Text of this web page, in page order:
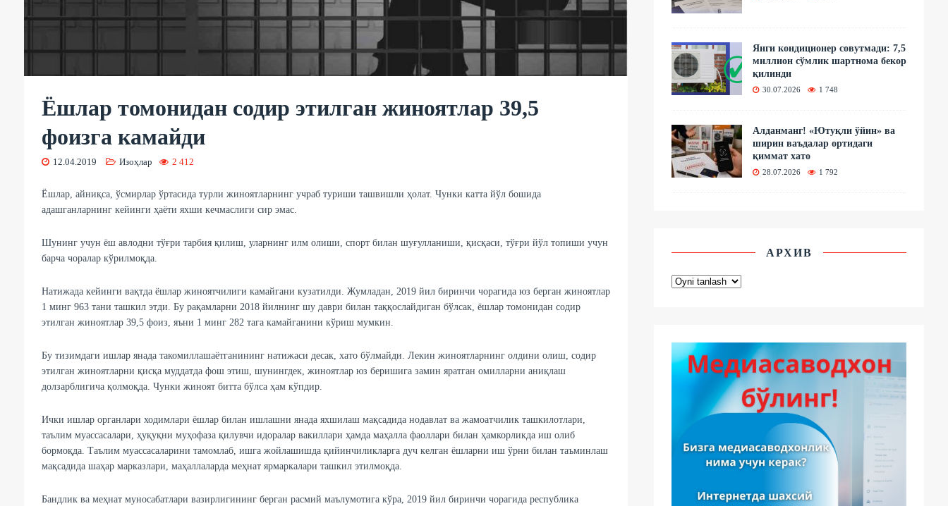
Ёшлар томонидан содир этилган жиноятлар 39,5
фоизга камайди
12.04.2019 Изоҳлар 2 412
Ёшлар, айниқса, ўсмирлар ўртасида турли жиноятларнинг учраб туриши ташвишли ҳолат. Чунки катта йўл бошида
адашганларнинг кейинги ҳаёти яхши кечмаслиги сир эмас.
Шунинг учун ёш авлодни тўғри тарбия қилиш, уларнинг илм олиши, спорт билан шуғулланиши, қисқаси, тўғри йўл топиши учун
барча чоралар кўрилмоқда.
Натижада кейинги вақтда ёшлар жиноятчилиги камайгани кузатилди. Жумладан, 2019 йил биринчи чорагида юз берган жиноятлар
1 минг 963 тани ташкил этди. Бу рақамларни 2018 йилнинг шу даври билан таққослайдиган бўлсак, ёшлар томонидан содир
этилган жиноятлар 39,5 фоиз, яъни 1 минг 282 тага камайганини кўриш мумкин.
Бу тизимдаги ишлар янада такомиллашаётганининг натижаси десак, хато бўлмайди. Лекин жиноятларнинг олдини олиш, содир
этилган жиноятларни қисқа муддатда фош этиш, шунингдек, жиноятлар юз беришига замин яратган омилларни аниқлаш
долзарблигича қолмоқда. Чунки жиноят битта бўлса ҳам кўпдир.
Ички ишлар органлари ходимлари ёшлар билан ишлашни янада яхшилаш мақсадида нодавлат ва жамоатчилик ташкилотлари,
таълим муассасалари, ҳуқуқни муҳофаза қилувчи идоралар вакиллари ҳамда маҳалла фаоллари билан ҳамкорликда иш олиб
бормоқда. Таълим муассасаларини тамомлаб, ишга жойлашишда қийинчиликларга дуч келган ёшларни иш ўрни билан таъминлаш
мақсадида шаҳар марказлари, маҳаллаларда меҳнат ярмаркалари ташкил этилмоқда.
Бандлик ва меҳнат муносабатлари вазирлигининг берган расмий маълумотига кўра, 2019 йил биринчи чорагида республика
Янги кондиционер совутмади: 7,5
миллион сўмлик шартнома бекор
қилинди
30.07.2026 1 748
Алданманг! «Ютуқли ўйин» ва
ширин ваъдалар ортидаги
қиммат хато
28.07.2026 1 792
АРХИВ